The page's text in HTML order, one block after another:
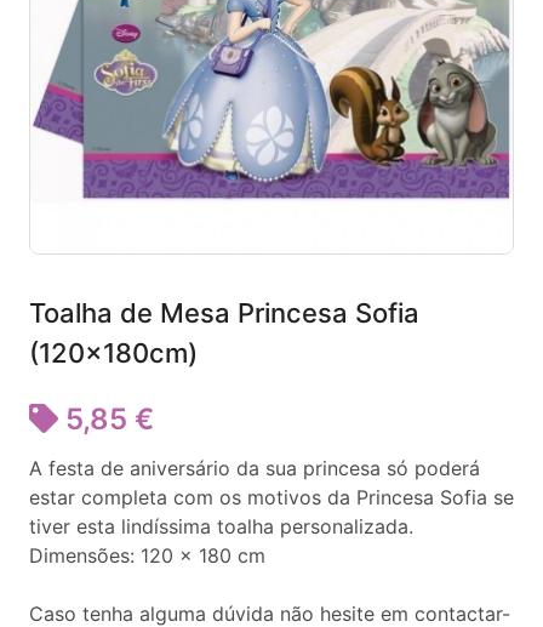
Toalha de Mesa Princesa Sofia
(120x180cm)
5,85 €
A festa de aniversário da sua princesa só poderá
estar completa com os motivos da Princesa Sofia se
tiver esta lindíssima toalha personalizada.
Dimensões: 120 x 180 cm
Caso tenha alguma dúvida não hesite em contactar-